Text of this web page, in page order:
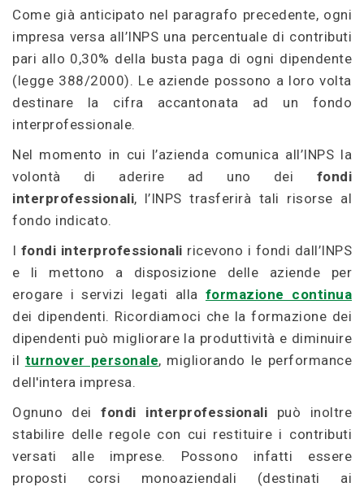
Come già anticipato nel paragrafo precedente, ogni
impresa versa all’INPS una percentuale di contributi
pari allo 0,30% della busta paga di ogni dipendente
(legge 388/2000). Le aziende possono a loro volta
destinare la cifra accantonata ad un fondo
interprofessionale.
Nel momento in cui l’azienda comunica all’INPS la
volontà di aderire ad uno dei fondi
interprofessionali, l’INPS trasferirà tali risorse al
fondo indicato.
I fondi interprofessionali ricevono i fondi dall’INPS
e li mettono a disposizione delle aziende per
erogare i servizi legati alla formazione continua
dei dipendenti. Ricordiamoci che la formazione dei
dipendenti può migliorare la produttività e diminuire
il turnover personale, migliorando le performance
dell'intera impresa.
Ognuno deifondi interprofessionali può inoltre
stabilire delle regole con cui restituire i contributi
versati alle imprese. Possono infatti essere
proposti corsi monoaziendali (destinati ai